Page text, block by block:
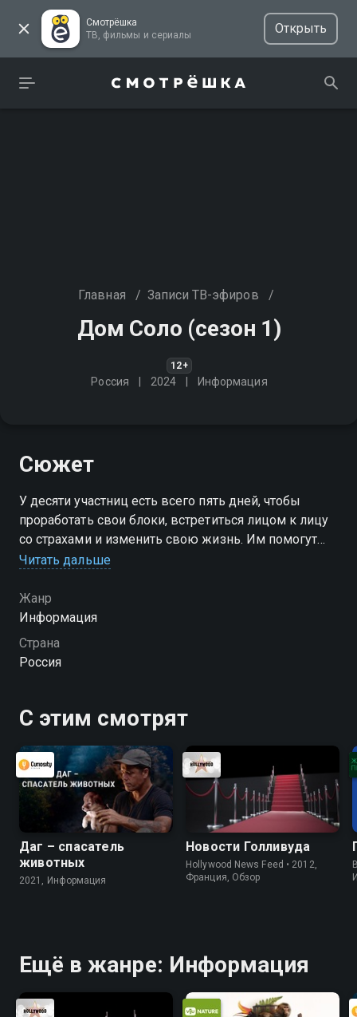
Смотрёшка
ТВ, фильмы и сериалы
Открыть
Главная / Записи ТВ-эфиров /
Дом Соло (сезон 1)
12+
Россия 2024 Информация
Сюжет
У десяти участниц есть всего пять дней, чтобы
проработать свои блоки, встретиться лицом к лицу
со страхами и изменить свою жизнь. Им помогут
испытания и энерго-практики от Татьяны Соло и
Посмотреть онлайн 1 сезон сериала Дом Соло вы
можете совершенно бесплатно в хорошем HD
качестве на Смотрёшке
Читать дальше
Жанр
Информация
Страна
Россия
С этим смотрят
Даг – спасатель
животных
2021, Информация
Новости Голливуда
Hollywood News Feed • 2012,
Франция, Обзор
Ещё в жанре: Информация